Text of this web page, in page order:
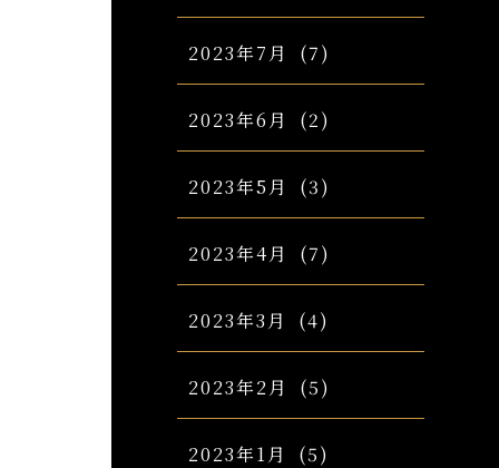
2023年7月 (7)
2023年6月 (2)
2023年5月 (3)
2023年4月 (7)
2023年3月 (4)
2023年2月 (5)
2023年1月 (5)